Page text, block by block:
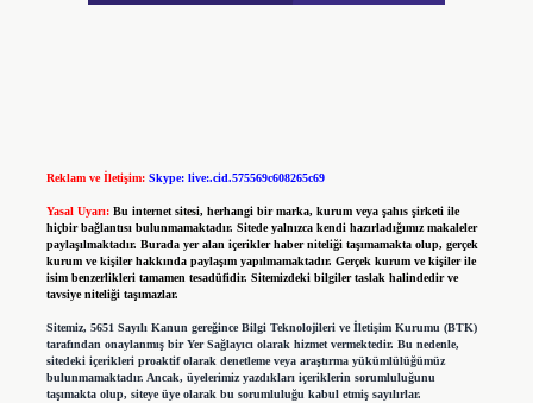
Reklam ve İletişim: Skype: live:.cid.575569c608265c69
Yasal Uyarı: Bu internet sitesi, herhangi bir marka, kurum veya şahıs şirketi ile
hiçbir bağlantısı bulunmamaktadır. Sitede yalnızca kendi hazırladığımız makaleler
paylaşılmaktadır. Burada yer alan içerikler haber niteliği taşımamakta olup, gerçek
kurum ve kişiler hakkında paylaşım yapılmamaktadır. Gerçek kurum ve kişiler ile
isim benzerlikleri tamamen tesadüfidir. Sitemizdeki bilgiler taslak halindedir ve
tavsiye niteliği taşımazlar.
Sitemiz, 5651 Sayılı Kanun gereğince Bilgi Teknolojileri ve İletişim Kurumu (BTK)
tarafından onaylanmış bir Yer Sağlayıcı olarak hizmet vermektedir. Bu nedenle,
sitedeki içerikleri proaktif olarak denetleme veya araştırma yükümlülüğümüz
bulunmamaktadır. Ancak, üyelerimiz yazdıkları içeriklerin sorumluluğunu
taşımakta olup, siteye üye olarak bu sorumluluğu kabul etmiş sayılırlar.